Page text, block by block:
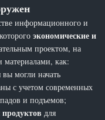
информационного и
экономические и
проектом, на
материалами, как:
вы могли начать
с учетом современных
и подъемов;
для